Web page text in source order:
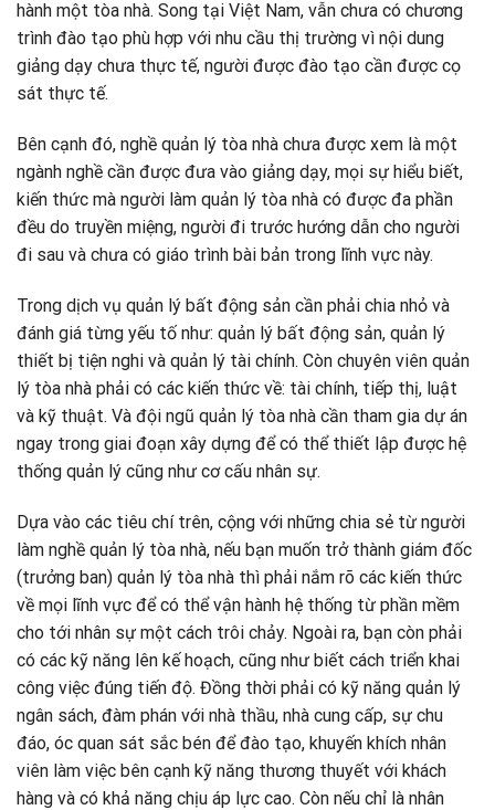
hành một tòa nhà. Song tại Việt Nam, vẫn chưa có chương
trình đào tạo phù hợp với nhu cầu thị trường vì nội dung
giảng dạy chưa thực tế, người được đào tạo cần được cọ
sát thực tế.
Bên cạnh đó, nghề quản lý tòa nhà chưa được xem là một
ngành nghề cần được đưa vào giảng dạy, mọi sự hiểu biết,
kiến thức mà người làm quản lý tòa nhà có được đa phần
đều do truyền miệng, người đi trước hướng dẫn cho người
đi sau và chưa có giáo trình bài bản trong lĩnh vực này.
Trong dịch vụ quản lý bất động sản cần phải chia nhỏ và
đánh giá từng yếu tố như: quản lý bất động sản, quản lý
thiết bị tiện nghi và quản lý tài chính. Còn chuyên viên quản
lý tòa nhà phải có các kiến thức về: tài chính, tiếp thị, luật
và kỹ thuật. Và đội ngũ quản lý tòa nhà cần tham gia dự án
ngay trong giai đoạn xây dựng để có thể thiết lập được hệ
thống quản lý cũng như cơ cấu nhân sự.
Dựa vào các tiêu chí trên, cộng với những chia sẻ từ người
làm nghề quản lý tòa nhà, nếu bạn muốn trở thành giám đốc
(trưởng ban) quản lý tòa nhà thì phải nắm rõ các kiến thức
về mọi lĩnh vực để có thể vận hành hệ thống từ phần mềm
cho tới nhân sự một cách trôi chảy. Ngoài ra, bạn còn phải
có các kỹ năng lên kế hoạch, cũng như biết cách triển khai
công việc đúng tiến độ. Đồng thời phải có kỹ năng quản lý
ngân sách, đàm phán với nhà thầu, nhà cung cấp, sự chu
đáo, óc quan sát sắc bén để đào tạo, khuyến khích nhân
viên làm việc bên cạnh kỹ năng thương thuyết với khách
hàng và có khả năng chịu áp lực cao. Còn nếu chỉ là nhân